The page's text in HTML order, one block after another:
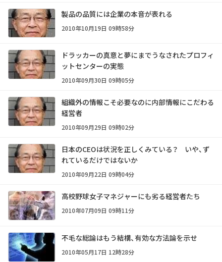
製品の品質には企業の本音が表れる
2010年10月19日 09時58分
ドラッカーの真意と夢にまでうなされたプロフィ
ットセンターの実態
2010年09月30日 09時05分
組織外の情報こそ必要なのに内部情報にこだわる
経営者
2010年09月29日 09時02分
日本のCEOは状況を正しくみている？ いや、ず
れているだけではないか
2010年09月22日 09時04分
高校野球女子マネジャーにも劣る経営者たち
2010年07月09日 09時11分
不毛な総論はもう結構、有効な方法論を示せ
2010年05月17日 12時28分